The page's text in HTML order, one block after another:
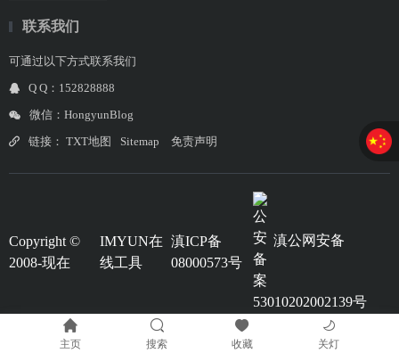
联系我们
可通过以下方式联系我们
Q Q：152828888
微信：HongyunBlog
链接： TXT地图 Sitemap 免责声明
Copyright ©
2008-现在
IMYUN在
线工具
滇ICP备
08000573号
滇公网安备
53010202002139号
主页 搜索 收藏 关灯